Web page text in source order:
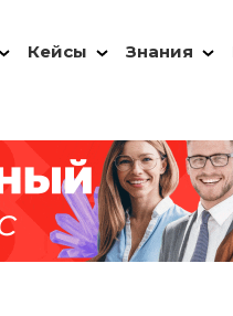
Кейсы Знания